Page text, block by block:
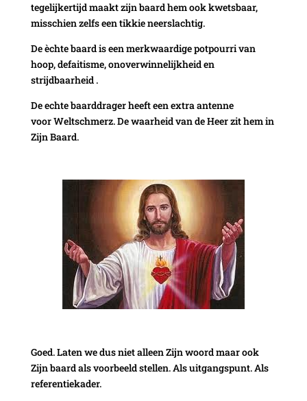
tegelijkertijd maakt zijn baard hem ook kwetsbaar,
misschien zelfs een tikkie neerslachtig.
De èchte baard is een merkwaardige potpourri van
hoop, defaitisme, onoverwinnelijkheid en
strijdbaarheid .
De echte baarddrager heeft een extra antenne
voor Weltschmerz. De waarheid van de Heer zit hem in
Zijn Baard.
Goed. Laten we dus niet alleen Zijn woord maar ook
Zijn baard als voorbeeld stellen. Als uitgangspunt. Als
referentiekader.